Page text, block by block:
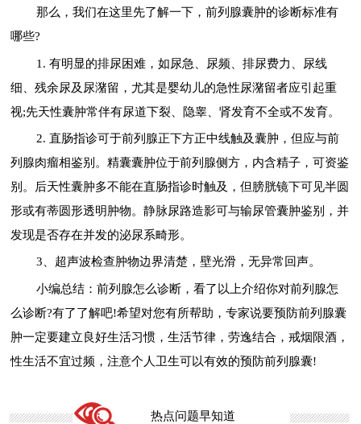
那么，我们在这里先了解一下，前列腺囊肿的诊断标准有
哪些?
1. 有明显的排尿困难，如尿急、尿频、排尿费力、尿线
细、残余尿及尿潴留，尤其是婴幼儿的急性尿潴留者应引起重
视;先天性囊肿常伴有尿道下裂、隐睾、肾发育不全或不发育。
2. 直肠指诊可于前列腺正下方正中线触及囊肿，但应与前
列腺肉瘤相鉴别。精囊囊肿位于前列腺侧方，内含精子，可资鉴
别。后天性囊肿多不能在直肠指诊时触及，但膀胱镜下可见半圆
形或有蒂圆形透明肿物。静脉尿路造影可与输尿管囊肿鉴别，并
发现是否存在并发的泌尿系畸形。
3、超声波检查肿物边界清楚，壁光滑，无异常回声。
小编总结：前列腺怎么诊断，看了以上介绍你对前列腺怎
么诊断?有了了解吧!希望对您有所帮助，专家说要预防前列腺囊
肿一定要建立良好生活习惯，生活节律，劳逸结合，戒烟限酒，
性生活不宜过频，注意个人卫生可以有效的预防前列腺囊!
热点问题早知道